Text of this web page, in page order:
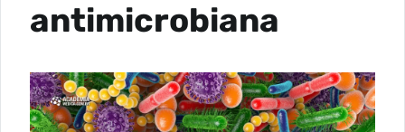
antimicrobiana